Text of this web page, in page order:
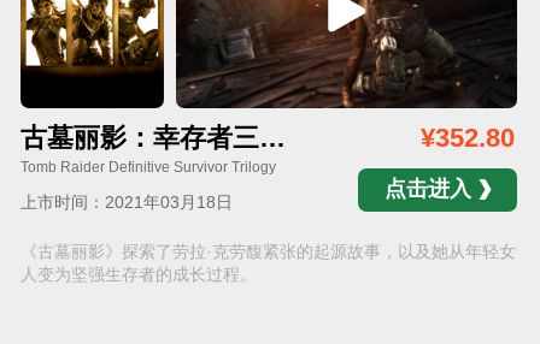
古墓丽影：幸存者三部曲
Tomb Raider Definitive Survivor Trilogy
上市时间：2021年03月18日
¥352.80
点击进入
《古墓丽影》探索了劳拉·克劳馥紧张的起源故事，以及她从年轻女
人变为坚强生存者的成长过程。